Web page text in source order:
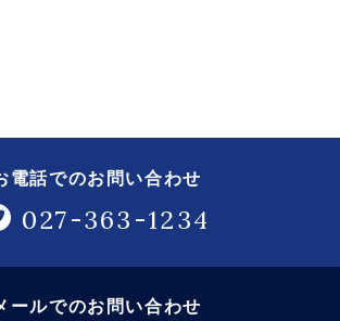
電話でのお問い合わせ
027-363-1234
ールでのお問い合わせ